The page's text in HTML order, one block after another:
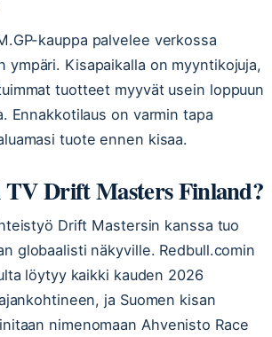
kauppa palvelee verkossa
ympäri. Kisapaikalla on myyntikojuja,
tuotteet myyvät usein loppuun
Ennakkotilaus on varmin tapa
tuote ennen kisaa.
TV Drift Masters Finland?
Drift Mastersin kanssa tuo
globaalisti näkyville. Redbull.comin
löytyy kaikki kauden 2026
ja Suomen kisan
nimenomaan Ahvenisto Race